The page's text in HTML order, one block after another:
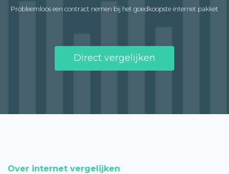
Probleemloos een contract nemen bij het goedkoopste internet pakket
Direct vergelijken
Over internet vergelijken